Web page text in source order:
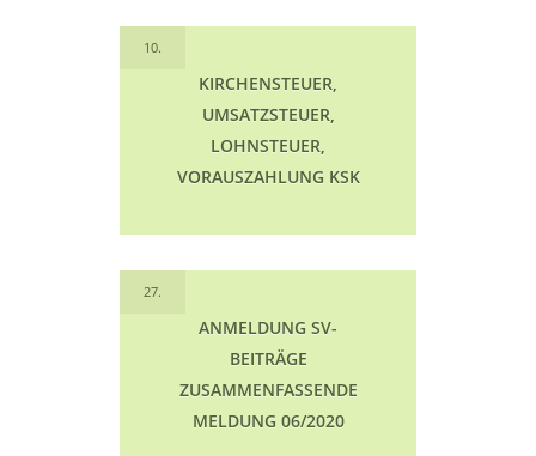
10.
KIRCHENSTEUER,
UMSATZSTEUER,
LOHNSTEUER,
VORAUSZAHLUNG KSK
27.
ANMELDUNG SV-
BEITRÄGE
ZUSAMMENFASSENDE
MELDUNG 06/2020